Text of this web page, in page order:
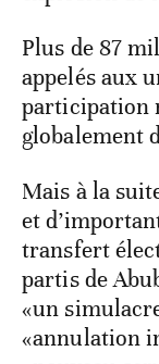
Plus de 87
appelés aux
participation
globalement
Mais à la
et
transfert
partis de
«un
«annulation